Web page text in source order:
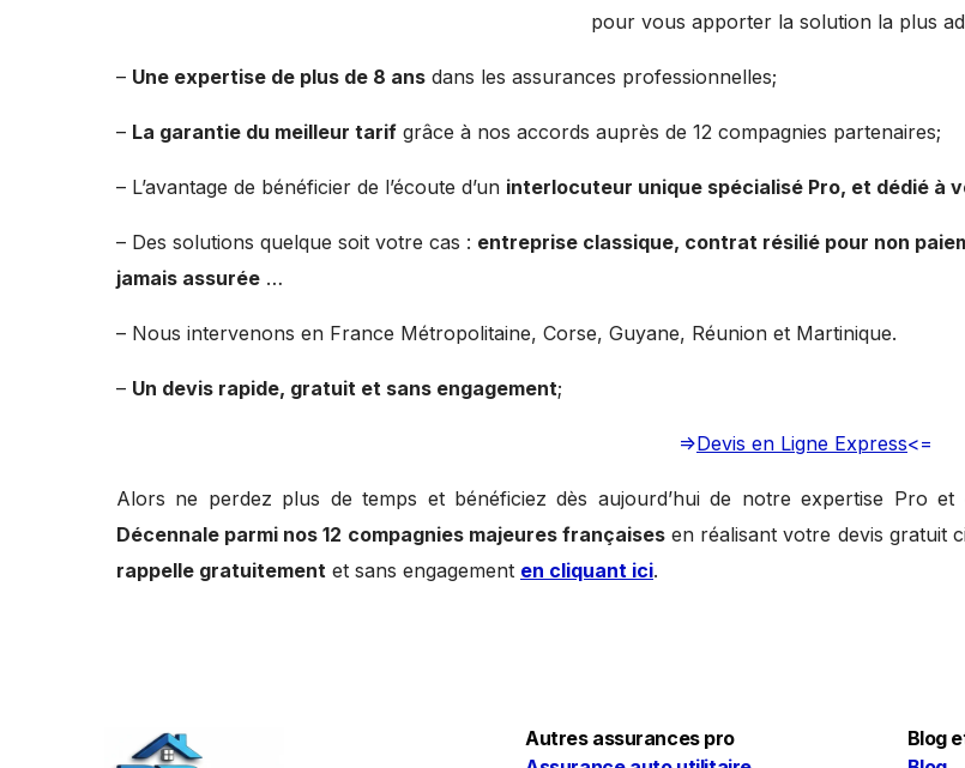
pour vous apporter la solution la plus
– Une expertise de plus de 8 ans dans les assurances professionnelles;
– La garantie du meilleur tarif grâce à nos accords auprès de 12 compagnies partenaires;
– L’avantage de bénéficier de l’écoute d’un interlocuteur unique spécialisé Pro, et dédié à
– Des solutions quelque soit votre cas : entreprise classique, contrat résilié pour non
jamais assurée …
– Nous intervenons en France Métropolitaine, Corse, Guyane, Réunion et Martinique.
– Un devis rapide, gratuit et sans engagement;
=>Devis en Ligne Express<=
Alors ne perdez plus de temps et bénéficiez dès aujourd’hui de notre expertise Pro
Décennale parmi nos 12 compagnies majeures françaisesen réalisant votre devis gratuit
rappelle gratuitement et sans engagement en cliquant ici.
Autres assurances pro
Blog